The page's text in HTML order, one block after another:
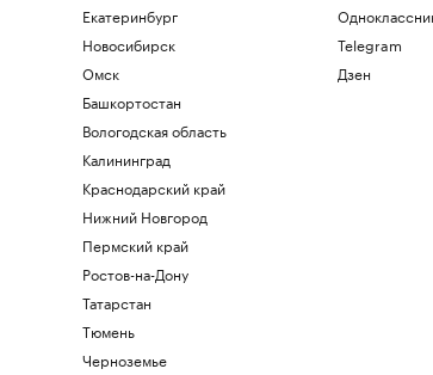
Екатеринбург
Новосибирск
Омск
Башкортостан
Вологодская область
Калининград
Краснодарский край
Нижний Новгород
Пермский край
Ростов-на-Дону
Татарстан
Тюмень
Черноземье
Telegram
Дзен